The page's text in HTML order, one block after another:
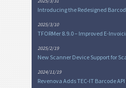
Introducing the Redesigned
2025/3/10
TFORMer 8.9.0 – Improved E-
2025/2/19
New Scanner Device Support for
2024/11/19
Revenova Adds TEC-IT Barcode